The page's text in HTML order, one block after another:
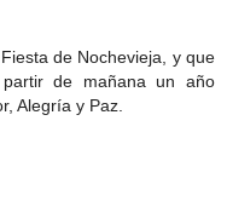
de Nochevieja, y que
de mañana un año
Alegría y Paz.